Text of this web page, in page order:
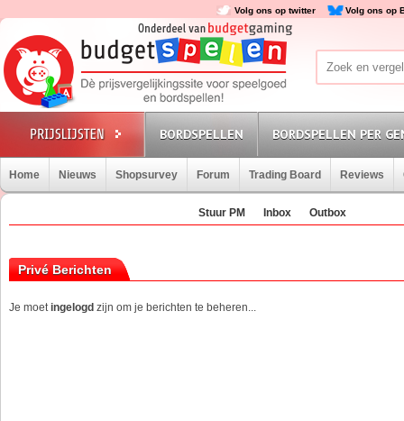
Volg ons op twitter Volg ons op
BORDSPELLEN BORDSPELLEN PER
Home Nieuws Shopsurvey Forum Trading Board Reviews
Stuur PM Inbox Outbox
Privé Berichten
Je moetingelogd zijn om je berichten te beheren...